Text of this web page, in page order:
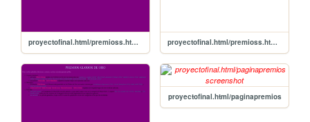
proyectofinal.html/premioss.html/oscar proyectofinal.html/premioss.html/premios
proyectofinal.html/paginapremios